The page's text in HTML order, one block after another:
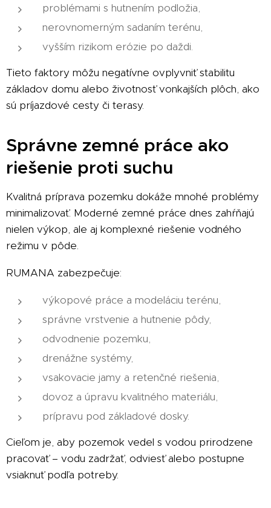
problémami s hutnením podložia,
nerovnomerným sadaním terénu,
vyšším rizikom erózie po daždi.
Tieto faktory môžu negatívne ovplyvniť stabilitu
základov domu alebo životnosť vonkajších plôch, ako
sú príjazdové cesty či terasy.
Správne zemné práce ako
riešenie proti suchu
Kvalitná príprava pozemku dokáže mnohé problémy
minimalizovať. Moderné zemné práce dnes zahŕňajú
nielen výkop, ale aj komplexné riešenie vodného
režimu v pôde.
RUMANA zabezpečuje:
výkopové práce a modeláciu terénu,
správne vrstvenie a hutnenie pôdy,
odvodnenie pozemku,
drenážne systémy,
vsakovacie jamy a retenčné riešenia,
dovoz a úpravu kvalitného materiálu,
prípravu pod základové dosky.
Cieľom je, aby pozemok vedel s vodou prirodzene
pracovať – vodu zadržať, odviesť alebo postupne
vsiaknuť podľa potreby.